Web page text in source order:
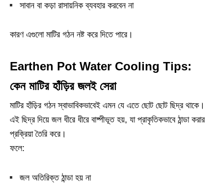
সাবান বা কড়া রাসায়নিক ব্যবহার করবেন না
কারণ এগুলো মাটির গঠন নষ্ট করে দিতে পারে।
Earthen Pot Water Cooling Tips:
কেন মাটির হাঁড়ির জলই সেরা
মাটির হাঁড়ির গঠন স্বাভাবিকভাবেই এমন যে এতে ছোট ছোট ছিদ্র থাকে।
এই ছিদ্র দিয়ে জল ধীরে ধীরে বাষ্পীভূত হয়, যা প্রাকৃতিকভাবে ঠান্ডা করার
প্রক্রিয়া তৈরি করে।
ফলে:
জল অতিরিক্ত ঠান্ডা হয় না